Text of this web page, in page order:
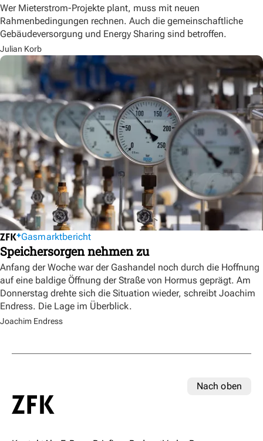
Wer Mieterstrom-Projekte plant, muss mit neuen
Rahmenbedingungen rechnen. Auch die gemeinschaftliche
Gebäudeversorgung und Energy Sharing sind betroffen.
Julian Korb
Gasmarktbericht
Speichersorgen nehmen zu
Anfang der Woche war der Gashandel noch durch die Hoffnung
auf eine baldige Öffnung der Straße von Hormus geprägt. Am
Donnerstag drehte sich die Situation wieder, schreibt Joachim
Endress. Die Lage im Überblick.
Joachim Endress
Nach oben